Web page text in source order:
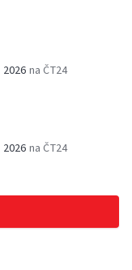
2026 na ČT24
2026 na ČT24